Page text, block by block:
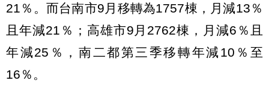
21％。而台南市9月移轉為1757棟，月減13％
且年減21％；高雄市9月2762棟，月減6％且
年減25％，南二都第三季移轉年減10％至
16％。